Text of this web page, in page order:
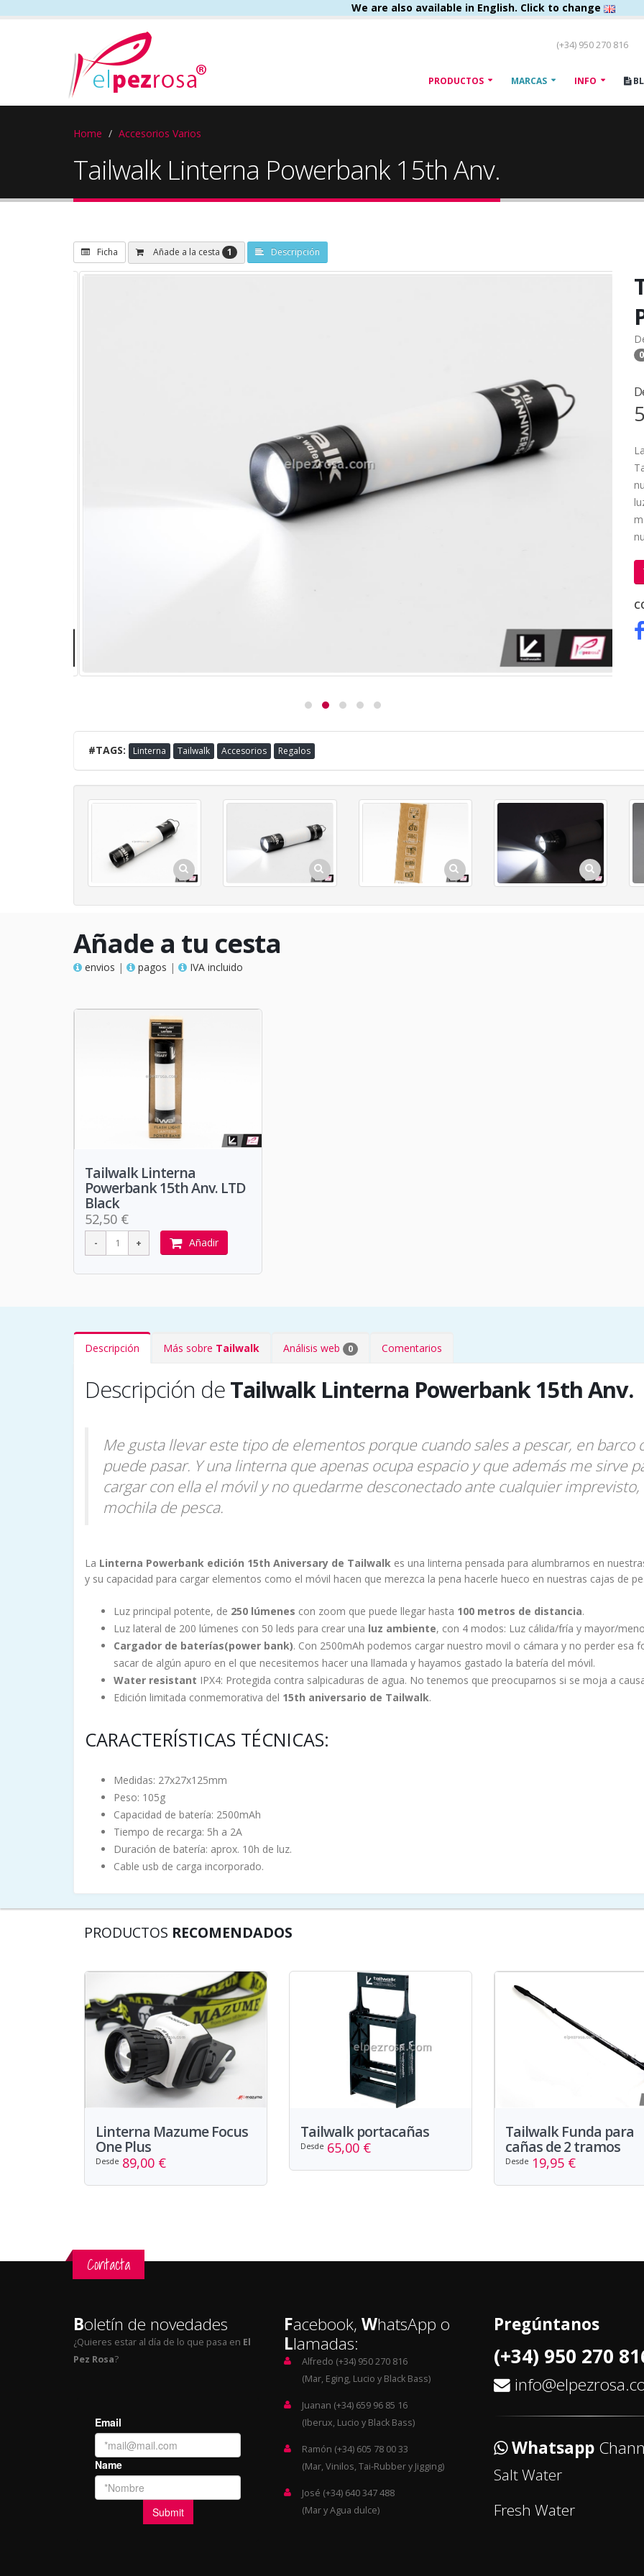
We are also available in English. Click to change
(+34) 950 270 816
PRODUCTOS MARCAS INFO
Home Accesorios Varios
Tailwalk Linterna Powerbank 15th Anv.
Ficha Añade a la cesta 1 Descripción
0
#TAGS: Linterna Tailwalk Accesorios Regalos
Añade a tu cesta
envios | pagos | IVA incluido
Tailwalk Linterna
Powerbank 15th Anv. LTD
Black
52,50 €
Añadir
Descripción Más sobre Tailwalk Análisis web 0 Comentarios
Descripción deTailwalk Linterna Powerbank 15th Anv.
Me gusta llevar este tipo de elementos porque cuando sales a pescar, en barco
puede pasar. Y una linterna que apenas ocupa espacio y que además me sirve
cargar con ella el móvil y no quedarme desconectado ante cualquier
mochila de pesca.
La Linterna Powerbank edición 15th Aniversary de Tailwalk es una linterna pensada para alumbrarnos en
y su capacidad para cargar elementos como el móvil hacen que merezca la pena hacerle hueco en nuestras cajas de
Luz principal potente, de 250 lúmenes con zoom que puede llegar hasta 100 metros de distancia.
Luz lateral de 200 lúmenes con 50 leds para crear una luz ambiente, con 4 modos: Luz cálida/fría y mayor/
Cargador de baterías(power bank). Con 2500mAh podemos cargar nuestro movil o cámara y no perder esa
sacar de algún apuro en el que necesitemos hacer una llamada y hayamos gastado la batería del móvil.
Water resistant IPX4: Protegida contra salpicaduras de agua. No tenemos que preocuparnos si se moja a
Edición limitada conmemorativa del 15th aniversario de Tailwalk.
CARACTERÍSTICAS TÉCNICAS:
Medidas: 27x27x125mm
Peso: 105g
Capacidad de batería: 2500mAh
Tiempo de recarga: 5h a 2A
Duración de batería: aprox. 10h de luz.
Cable usb de carga incorporado.
PRODUCTOS RECOMENDADOS
Linterna Mazume Focus
One Plus
Desde 89,00 €
Tailwalk portacañas
Desde 65,00 €
Tailwalk Funda para
cañas de 2 tramos
Desde 19,95 €
Contacta
Boletín de novedades
¿Quieres estar al día de lo que pasa en El
Pez Rosa?
Facebook, WhatsApp o
Llamadas:
Alfredo (+34) 950 270 816
(Mar, Eging, Lucio y Black Bass)
Juanan (+34) 659 96 85 16
(Iberux, Lucio y Black Bass)
Ramón (+34) 605 78 00 33
(Mar, Vinilos, Tai-Rubber y Jigging)
José (+34) 640 347 488
(Mar y Agua dulce)
Pregúntanos
(+34) 950 270
Whatsapp
Salt Water
Fresh Water